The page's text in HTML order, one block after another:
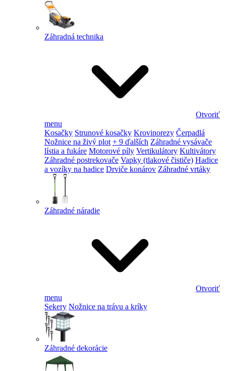
Záhradná technika
Otvoriť
menu
Kosačky Strunové kosačky Krovinorezy Čerpadlá
Nožnice na živý plot + 9 ďalších Záhradné vysávače
lístia a fukáre Motorové píly Vertikulátory Kultivátory
Záhradné postrekovače Vapky (tlakové čističe) Hadice
a vozíky na hadice Drviče konárov Záhradné vrtáky
Záhradné náradie
Otvoriť
menu
Sekery Nožnice na trávu a kríky
Záhradné dekorácie